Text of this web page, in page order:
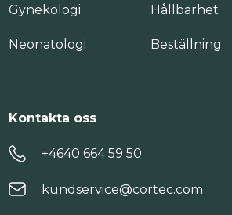
Gynekologi
Neonatologi
Hållbarhet
Beställning
Kontakta oss
+4640 664 59 50
kundservice@cortec.com